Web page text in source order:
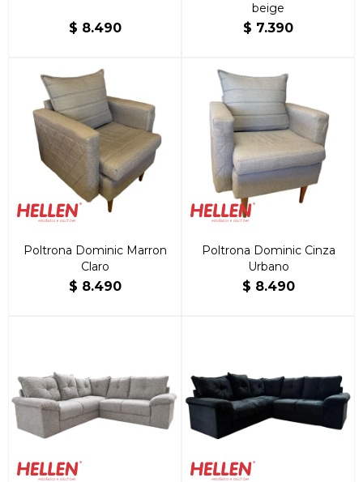
$ 8.490
beige
$ 7.390
Poltrona Dominic Marron
Claro
$ 8.490
Poltrona Dominic Cinza
Urbano
$ 8.490